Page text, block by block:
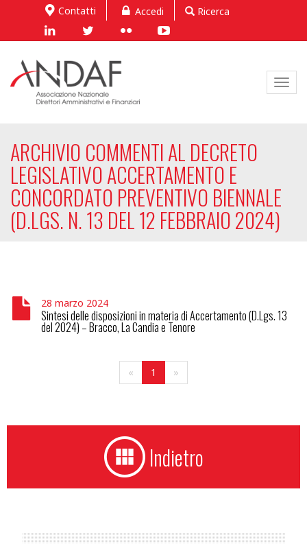
Contatti Accedi Ricerca
ARCHIVIO COMMENTI AL DECRETO
LEGISLATIVO ACCERTAMENTO E
CONCORDATO PREVENTIVO BIENNALE
(D.LGS. N. 13 DEL 12 FEBBRAIO 2024)
28 marzo 2024
Sintesi delle disposizioni in materia di Accertamento (D.Lgs. 13
del 2024) – Bracco, La Candia e Tenore
« 1 »
Indietro